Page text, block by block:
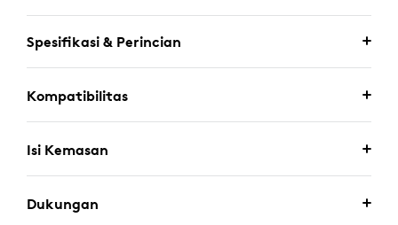
Spesifikasi & Perincian
Kompatibilitas
Isi Kemasan
Dukungan